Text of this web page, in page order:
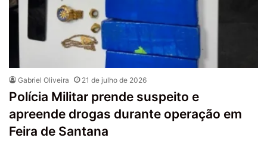
Gabriel Oliveira 21 de julho de 2026
Polícia Militar prende suspeito e
apreende drogas durante operação em
Feira de Santana